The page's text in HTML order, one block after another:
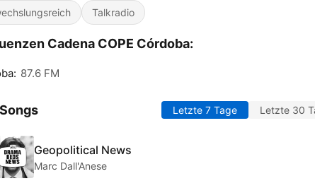
Talkradio
Cadena COPE Córdoba:
87.6 FM
Letzte 7 Tage Letzte 30
Geopolitical News
Marc Dall'Anese